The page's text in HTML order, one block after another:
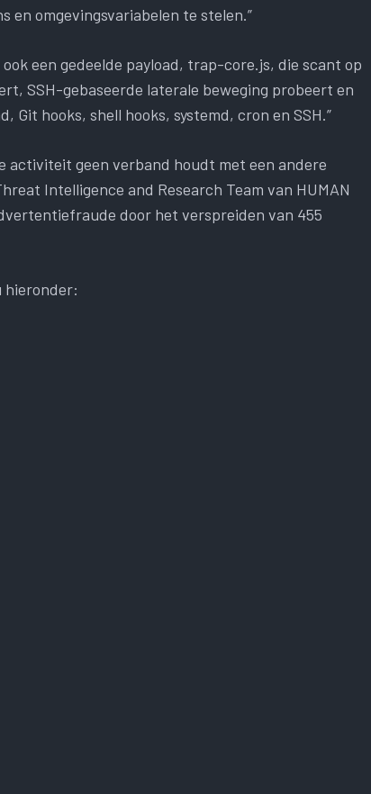
en omgevingsvariabelen te stelen.”
een gedeelde payload, trap-core.js, die scant op
SSH-gebaseerde laterale beweging probeert en
hooks, shell hooks, systemd, cron en SSH.”
activiteit geen verband houdt met een andere
Intelligence and Research Team van HUMAN
door het verspreiden van 455
hieronder: